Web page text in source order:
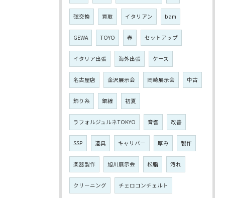
弦交換 買取 イタリアン bam
GEWA TOYO 春 セットアップ
イタリア出張 海外出張 ケース
名古屋店 金沢展示会 岡崎展示会 中古
飾り糸 銀線 初夏
ラフォルジュルネTOKYO 音響 改善
SSP 道具 キャリパー 厚み 製作
楽器製作 旭川展示会 松脂 汚れ
クリーニング チェロコンチェルト